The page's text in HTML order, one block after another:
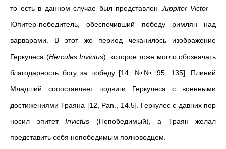
то есть в данном случае был представлен Juppiter Victor –
Юпитер-победитель, обеспечивший победу римлян над
варварами. В этот же период чеканилось изображение
Геркулеса (Hercules Invictus), которое тоже могло обозначать
благодарность богу за победу [14, №№ 95, 135]. Плиний
Младший сопоставляет подвиги Геркулеса с военными
достижениями Траяна [12, Pan., 14.5]. Геркулес с давних пор
носил эпитет Invictus (Непобедимый), а Траян желал
представить себя непобедимым полководцем.